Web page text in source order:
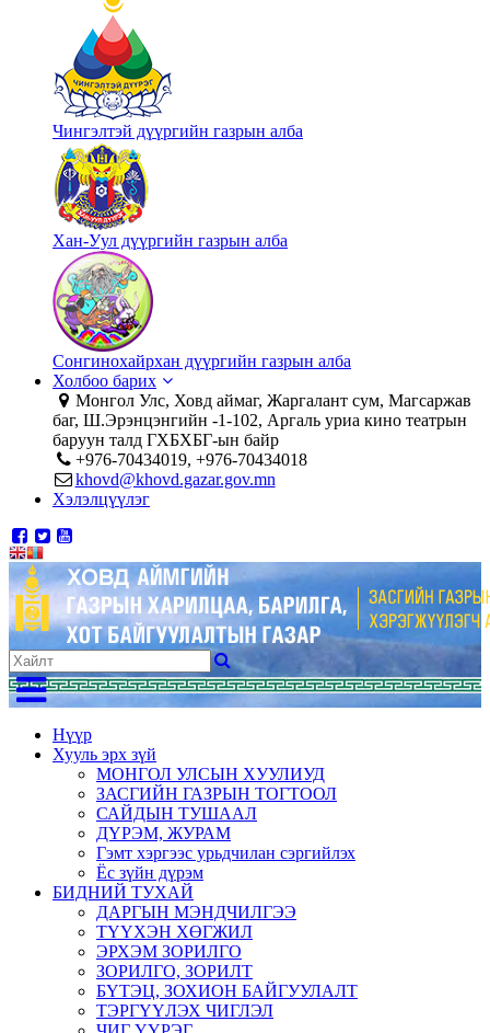
Чингэлтэй дүүргийн газрын алба
Хан-Уул дүүргийн газрын алба
Сонгинохайрхан дүүргийн газрын алба
Холбоо барих
Монгол Улс, Ховд аймаг, Жаргалант сум, Магсаржав
баг, Ш.Эрэнцэнгийн -1-102, Аргаль уриа кино театрын
баруун талд ГХБХБГ-ын байр
+976-70434019, +976-70434018
khovd@khovd.gazar.gov.mn
Хэлэлцүүлэг
Нүүр
Хууль эрх зүй
МОНГОЛ УЛСЫН ХУУЛИУД
ЗАСГИЙН ГАЗРЫН ТОГТООЛ
САЙДЫН ТУШААЛ
ДҮРЭМ, ЖУРАМ
Гэмт хэргээс урьдчилан сэргийлэх
Ёс зүйн дүрэм
БИДНИЙ ТУХАЙ
ДАРГЫН МЭНДЧИЛГЭЭ
ТҮҮХЭН ХӨГЖИЛ
ЭРХЭМ ЗОРИЛГО
ЗОРИЛГО, ЗОРИЛТ
БҮТЭЦ, ЗОХИОН БАЙГУУЛАЛТ
ТЭРГҮҮЛЭХ ЧИГЛЭЛ